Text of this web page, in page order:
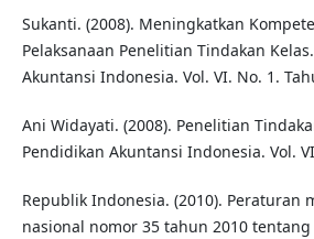
Sukanti. (2008). Meningkatkan
Pelaksanaan Penelitian Tindakan
Akuntansi Indonesia. Vol. VI. No. 1.
Ani Widayati. (2008). Penelitian
Pendidikan Akuntansi Indonesia. Vol.
Republik Indonesia. (2010). Peraturan
nasional nomor 35 tahun 2010